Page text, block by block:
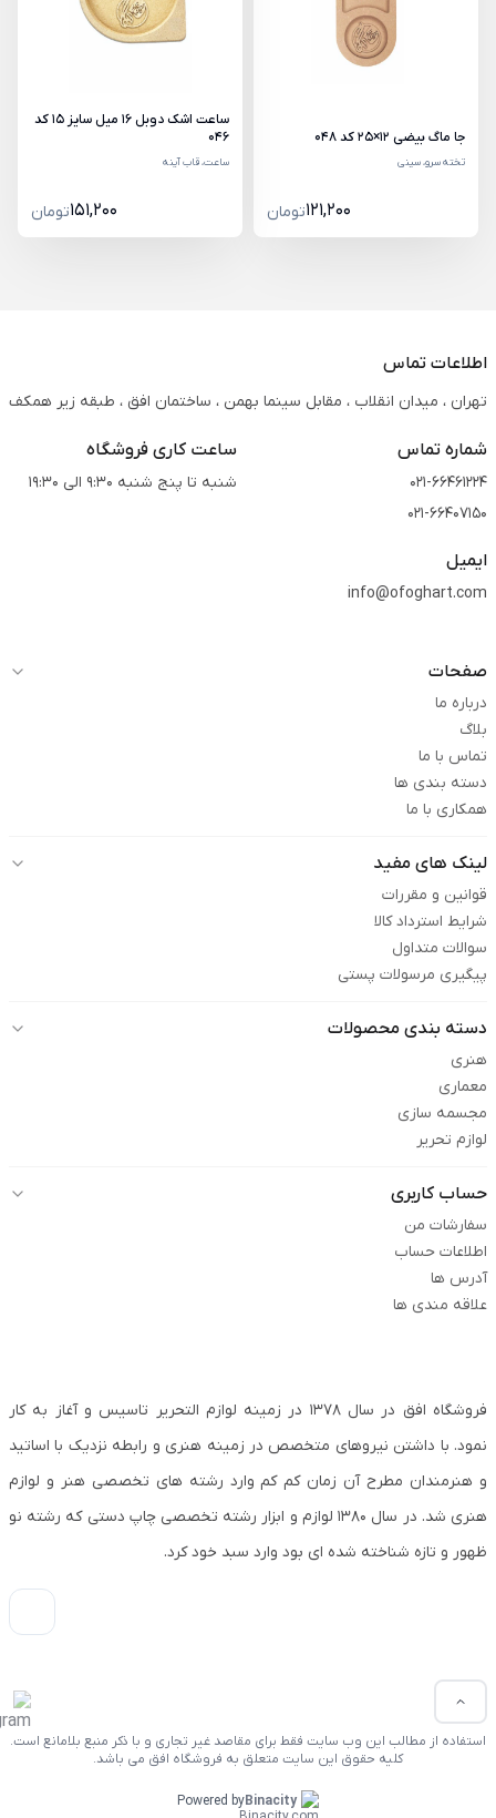
جا ماگ بیضی 12×25 کد 048
تخته سرو، سینی
121,200تومان
ساعت اشک دوبل 16 میل سایز 15 کد
046
ساعت، قاب آینه
151,200تومان
اطلاعات تماس
تهران ، میدان انقلاب ، مقابل سینما بهمن ، ساختمان افق ، طبقه زیر همکف
شماره تماس
021-66461224
021-66407150
ساعت کاری فروشگاه
شنبه تا پنج شنبه 9:30 الی 19:30
ایمیل
info@ofoghart.com
صفحات
درباره ما
بلاگ
تماس با ما
دسته بندی ها
همکاری با ما
لینک های مفید
قوانین و مقررات
شرایط استرداد کالا
سوالات متداول
پیگیری مرسولات پستی
دسته بندی محصولات
هنری
معماری
مجسمه سازی
لوازم تحریر
حساب کاربری
سفارشات من
اطلاعات حساب
آدرس ها
علاقه مندی ها
فروشگاه افق در سال ۱۳۷۸ در زمینه لوازم التحریر تاسیس و آغاز به کار
نمود. با داشتن نیروهای متخصص در زمینه هنری و رابطه نزدیک با اساتید
و هنرمندان مطرح آن زمان کم کم وارد رشته های تخصصی هنر و لوازم
هنری شد. در سال ۱۳۸۰ لوازم و ابزار رشته تخصصی چاپ دستی که رشته نو
ظهور و تازه شناخته شده ای بود وارد سبد خود کرد.
استفاده از مطالب این وب سایت فقط برای مقاصد غیر تجاری و با ذکر منبع بلامانع است.
کلیه حقوق این سایت متعلق به فروشگاه افق می باشد.
Powered byBinacity